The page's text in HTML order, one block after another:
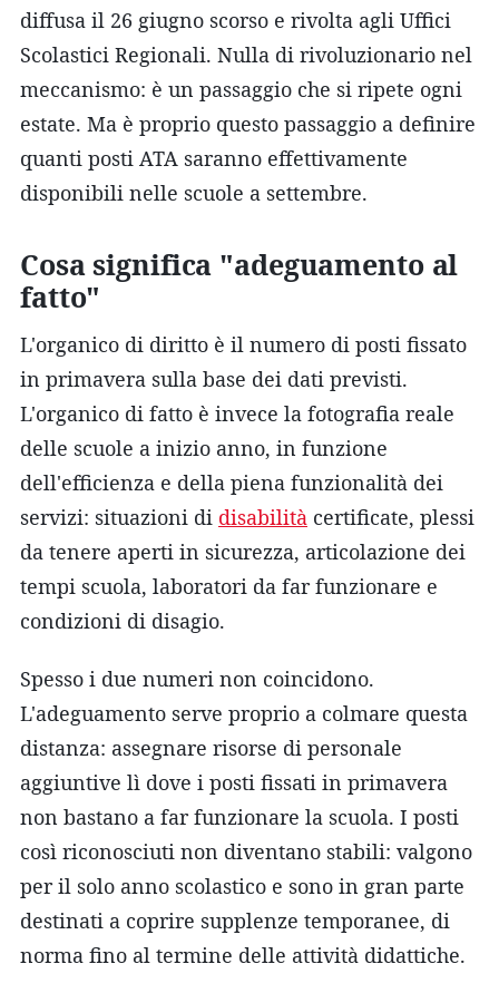
diffusa il 26 giugno scorso e rivolta agli Uffici
Scolastici Regionali. Nulla di rivoluzionario nel
meccanismo: è un passaggio che si ripete ogni
estate. Ma è proprio questo passaggio a definire
quanti posti ATA saranno effettivamente
disponibili nelle scuole a settembre.
Cosa significa "adeguamento al
fatto"
L'organico di diritto è il numero di posti fissato
in primavera sulla base dei dati previsti.
L'organico di fatto è invece la fotografia reale
delle scuole a inizio anno, in funzione
dell'efficienza e della piena funzionalità dei
servizi: situazioni di disabilità certificate, plessi
da tenere aperti in sicurezza, articolazione dei
tempi scuola, laboratori da far funzionare e
condizioni di disagio.
Spesso i due numeri non coincidono.
L'adeguamento serve proprio a colmare questa
distanza: assegnare risorse di personale
aggiuntive lì dove i posti fissati in primavera
non bastano a far funzionare la scuola. I posti
così riconosciuti non diventano stabili: valgono
per il solo anno scolastico e sono in gran parte
destinati a coprire supplenze temporanee, di
norma fino al termine delle attività didattiche.